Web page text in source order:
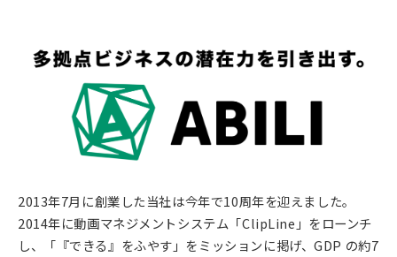
2013年7月に創業した当社は今年で10周年を迎えました。
2014年に動画マネジメントシステム「ClipLine」をローンチ
し、「『できる』をふやす」をミッションに掲げ、GDP の約7